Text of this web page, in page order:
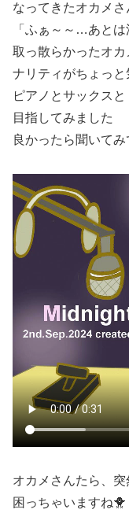
なってきたオカメさ
「ふぁ～～…あとは
取っ散らかったオ
ナリティがちょっと
ピアノとサックス
目指してみました
良かったら聞いて
オカメさんたら、
困っちゃいますね🐥